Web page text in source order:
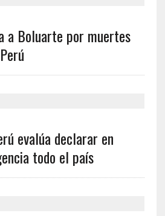
a Boluarte por muertes
evalúa declarar en
todo el país